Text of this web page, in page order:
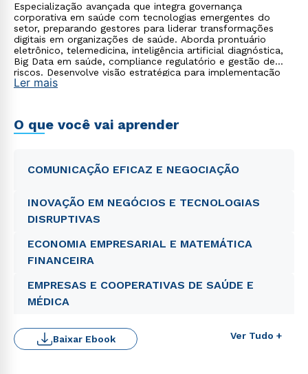
Especialização avançada que integra governança
corporativa em saúde com tecnologias emergentes do
setor, preparando gestores para liderar transformações
digitais em organizações de saúde. Aborda prontuário
eletrônico, telemedicina, inteligência artificial diagnóstica,
Big Data em saúde, compliance regulatório e gestão de
riscos. Desenvolve visão estratégica para implementação
de inovações tecnológicas alinhadas à governança
Ler mais
O que você vai aprender
COMUNICAÇÃO EFICAZ E NEGOCIAÇÃO
INOVAÇÃO EM NEGÓCIOS E TECNOLOGIAS
DISRUPTIVAS
ECONOMIA EMPRESARIAL E MATEMÁTICA
FINANCEIRA
EMPRESAS E COOPERATIVAS DE SAÚDE E
MÉDICA
Ver Tudo +
Baixar Ebook